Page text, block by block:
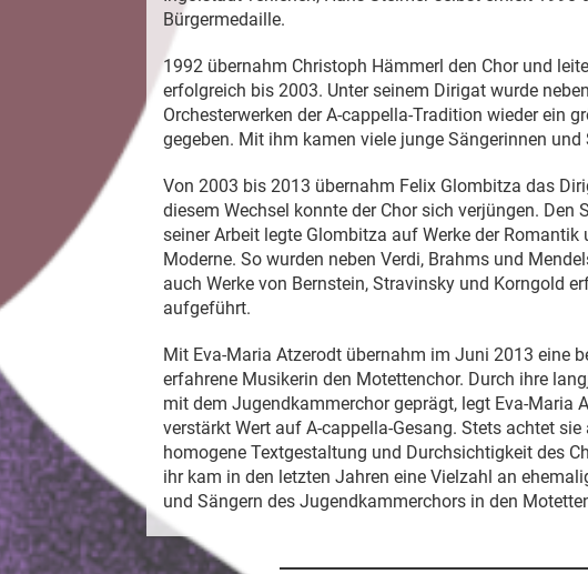
Bürgermedaille.
1992 übernahm Christoph Hämmerl den Chor und
erfolgreich bis 2003. Unter seinem Dirigat wurde
Orchesterwerken der A-cappella-Tradition wieder ein
gegeben. Mit ihm kamen viele junge Sängerinnen und
Von 2003 bis 2013 übernahm Felix Glombitza das
diesem Wechsel konnte der Chor sich verjüngen. Den
seiner Arbeit legte Glombitza auf Werke der Romantik
Moderne. So wurden neben Verdi, Brahms und
auch Werke von Bernstein, Stravinsky und Korngold
aufgeführt.
Mit Eva-Maria Atzerodt übernahm im Juni 2013 eine
erfahrene Musikerin den Motettenchor. Durch ihre
mit dem Jugendkammerchor geprägt, legt Eva-Maria
verstärkt Wert auf A-cappella-Gesang. Stets achtet
homogene Textgestaltung und Durchsichtigkeit des
ihr kam in den letzten Jahren eine Vielzahl an
und Sängern des Jugendkammerchors in den